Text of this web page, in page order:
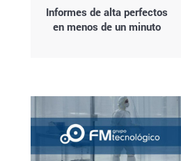
Informes de alta perfectos
en menos de un minuto